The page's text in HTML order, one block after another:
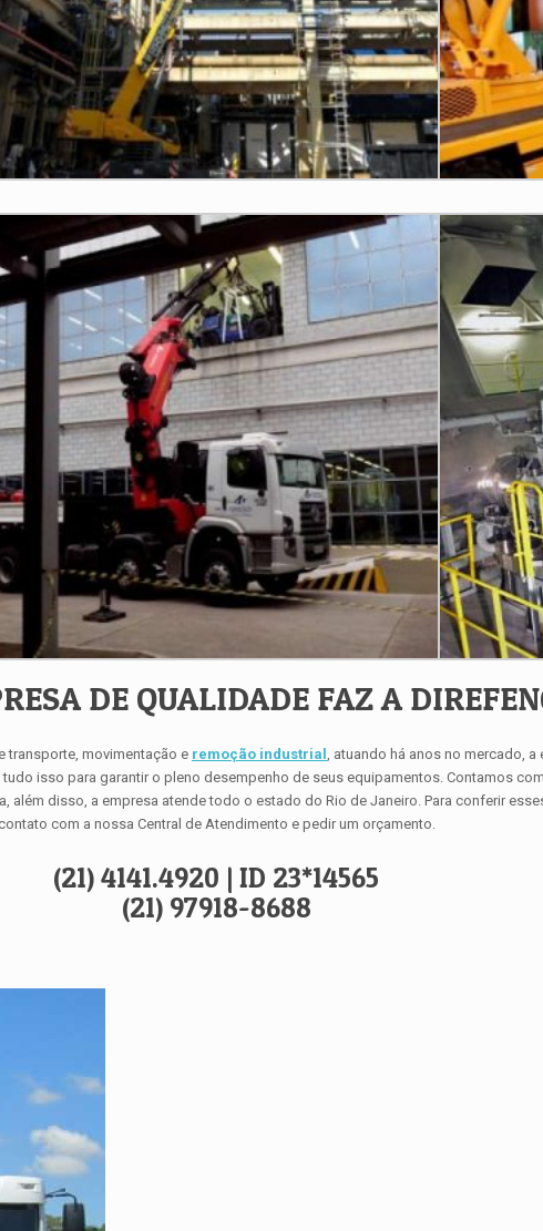
DE QUALIDADE FAZ A
transporte, movimentação e remoção industrial
, atuando há anos no mercado,
isso para garantir o pleno desempenho de seus equipamentos. Contamos
disso, a empresa atende todo o estado do Rio de Janeiro. Para conferir
com a nossa Central de Atendimento e pedir um orçamento.
(21) 4141.4920 | ID 23*14565
(21) 97918-8688